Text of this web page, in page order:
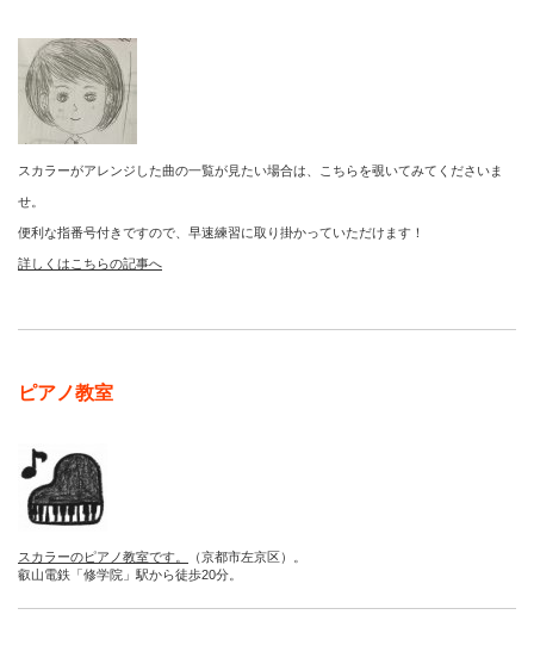
スカラーがアレンジした曲の一覧が見たい場合は、こちらを覗いてみてくださいま
せ。
便利な指番号付きですので、早速練習に取り掛かっていただけます！
詳しくはこちらの記事へ
ピアノ教室
スカラーのピアノ教室です。
（京都市左京区）。
叡山電鉄「修学院」駅から徒歩20分。